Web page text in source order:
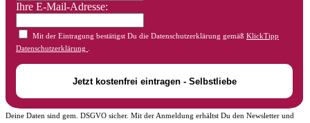
Ihre E-Mail-Adresse:
Mit der Eintragung bestätigst Du die Datenschutzerklärung gemäß KlickTipp
Datenschutzerklärung
Deine Daten sind gem. DSGVO sicher. Mit der Anmeldung erhältst Du den Newsletter und